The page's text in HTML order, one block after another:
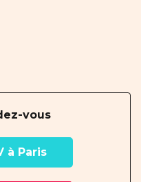
vous
à Paris